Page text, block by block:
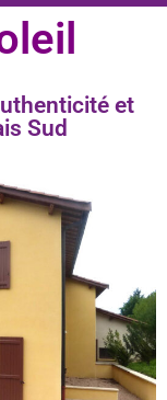
et
Sud